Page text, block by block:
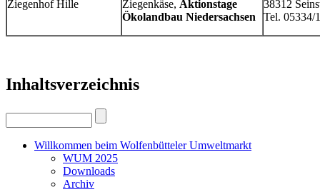
Ziegenhof Hille
Ziegenkäse, Aktionstage
Ökolandbau Niedersachsen
38312
Tel. 05334/
Inhaltsverzeichnis
Willkommen beim Wolfenbütteler Umweltmarkt
WUM 2025
Downloads
Archiv